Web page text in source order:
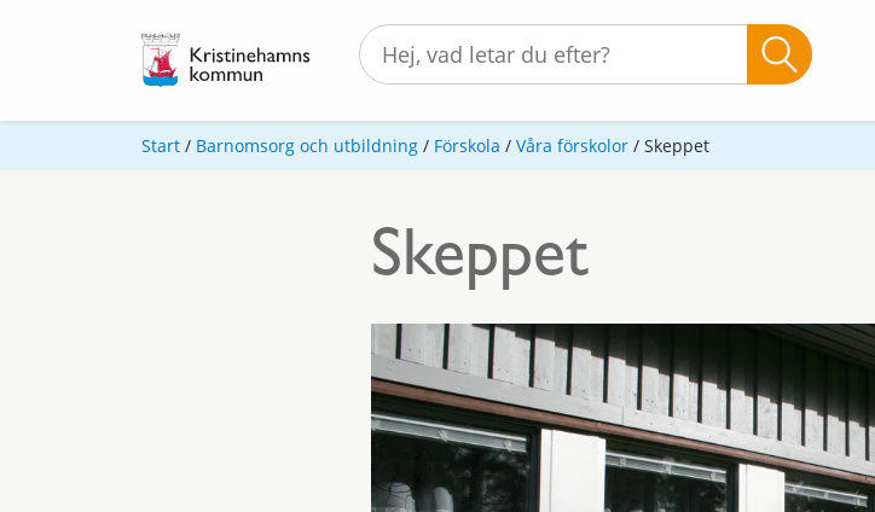
Start / Barnomsorg och utbildning / Förskola / Våra förskolor / Skeppet
Skeppet